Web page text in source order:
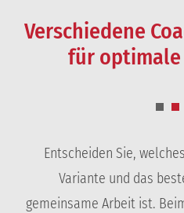
Verschiedene
für optimale
Entscheiden Sie,
Variante und das
gemeinsame Arbeit ist.